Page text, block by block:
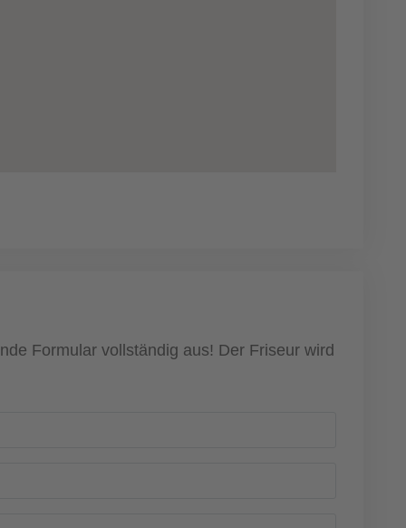
Formular vollständig aus! Der Friseur wird